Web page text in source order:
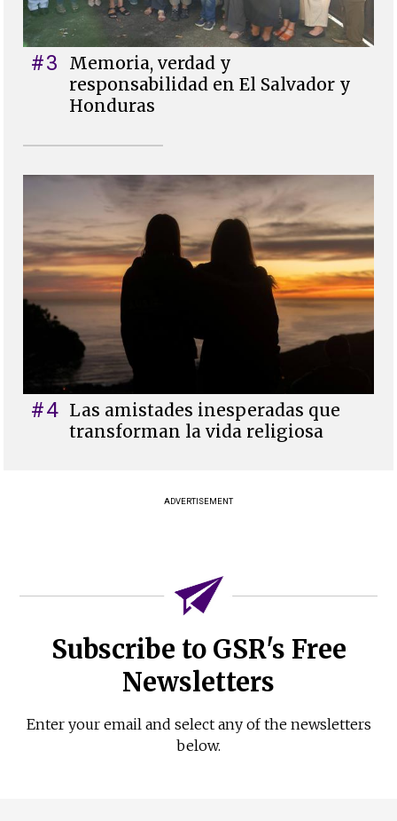
#3
Memoria, verdad y
responsabilidad en El Salvador y
Honduras
#4 Las amistades inesperadas que
transforman la vida religiosa
ADVERTISEMENT
Subscribe to GSR's Free
Newsletters
Enter your email and select any of the newsletters
below.